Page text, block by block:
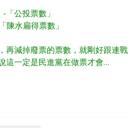
「公投票數」
陳水扁得票數」
再減掉廢票的票數，就剛好跟連戰
這一定是民進黨在做票才會…